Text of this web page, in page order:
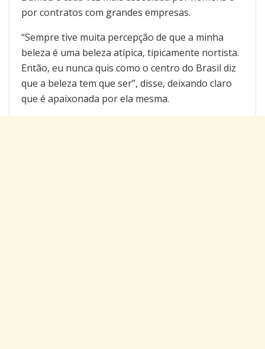
por contratos com grandes empresas.
“Sempre tive muita percepção de que a minha
beleza é uma beleza atípica, tipicamente nortista.
Então, eu nunca quis como o centro do Brasil diz
que a beleza tem que ser”, disse, deixando claro
que é apaixonada por ela mesma.